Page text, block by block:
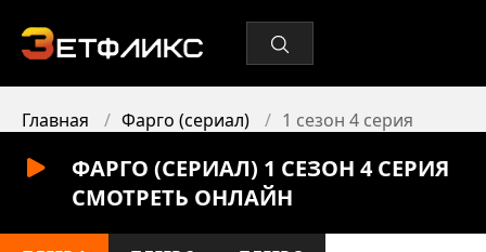
Главная Фарго (сериал) 1 сезон 4 серия
ФАРГО (СЕРИАЛ) 1 СЕЗОН 4 СЕРИЯ
СМОТРЕТЬ ОНЛАЙН